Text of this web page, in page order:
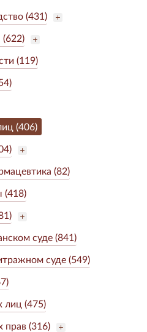
(431)
(119)
(406)
(82)
(418)
суде (841)
суде (549)
лиц (475)
прав (316)